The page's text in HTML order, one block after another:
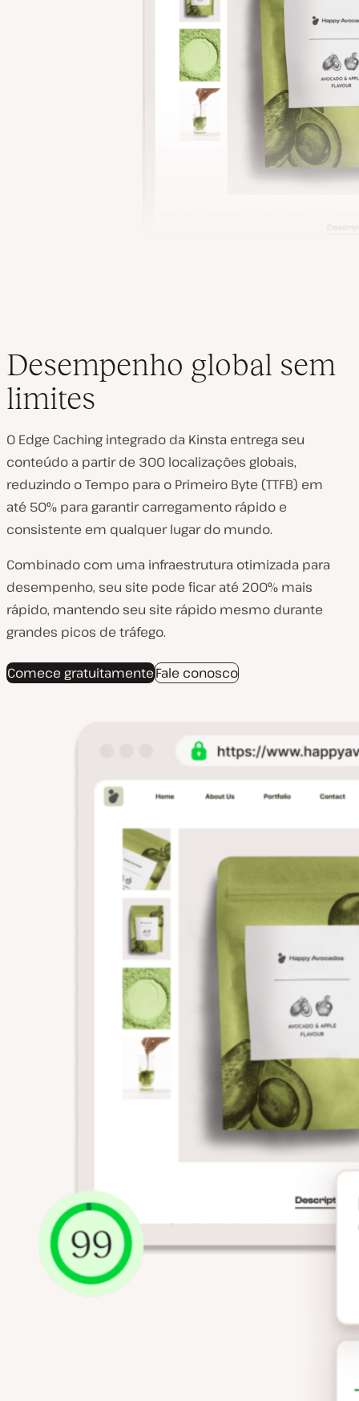
Desempenho global sem
limites
O Edge Caching integrado da Kinsta entrega seu
conteúdo a partir de 300 localizações globais,
reduzindo o Tempo para o Primeiro Byte (TTFB) em
até 50% para garantir carregamento rápido e
consistente em qualquer lugar do mundo.
Combinado com uma infraestrutura otimizada para
desempenho, seu site pode ficar até 200% mais
rápido, mantendo seu site rápido mesmo durante
grandes picos de tráfego.
Comece gratuitamenteFale conosco